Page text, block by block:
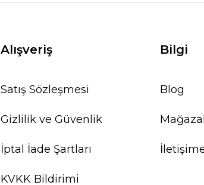
Alışveriş
Satış Sözleşmesi
Gizlilik ve Güvenlik
İptal İade Şartları
KVKK Bildirimi
Bilgi
Blog